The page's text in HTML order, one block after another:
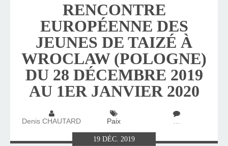
RENCONTRE
EUROPÉENNE DES
JEUNES DE TAIZÉ À
WROCLAW (POLOGNE)
DU 28 DÉCEMBRE 2019
AU 1ER JANVIER 2020
Denis CHAUTARD Paix …
19 DÉC. 2019